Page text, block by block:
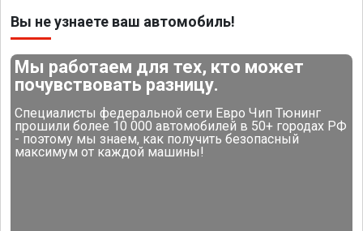
Вы не узнаете ваш автомобиль!
Мы работаем для тех, кто может
почувствовать разницу.
Специалисты федеральной сети Евро Чип Тюнинг
прошили более 10 000 автомобилей в 50+ городах РФ
- поэтому мы знаем, как получить безопасный
максимум от каждой машины!